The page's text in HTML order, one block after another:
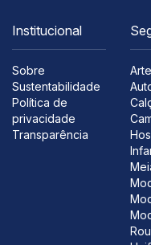
Institucional
Sobre
Sustentabilidade
Política de
privacidade
Transparência